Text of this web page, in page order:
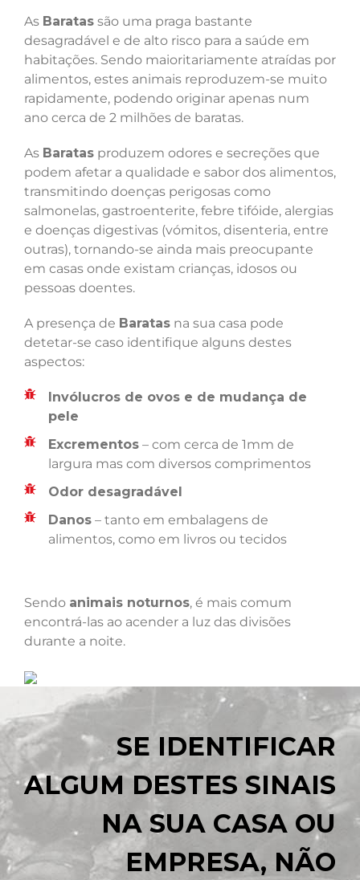
As Baratas são uma praga bastante
desagradável e de alto risco para a saúde em
habitações. Sendo maioritariamente atraídas por
alimentos, estes animais reproduzem-se muito
rapidamente, podendo originar apenas num
ano cerca de 2 milhões de baratas.
As Baratas produzem odores e secreções que
podem afetar a qualidade e sabor dos alimentos,
transmitindo doenças perigosas como
salmonelas, gastroenterite, febre tifóide, alergias
e doenças digestivas (vómitos, disenteria, entre
outras), tornando-se ainda mais preocupante
em casas onde existam crianças, idosos ou
pessoas doentes.
A presença de Baratas na sua casa pode
detetar-se caso identifique alguns destes
aspectos:
Invólucros de ovos e de mudança de
pele
Excrementos – com cerca de 1mm de
largura mas com diversos comprimentos
Odor desagradável
Danos – tanto em embalagens de
alimentos, como em livros ou tecidos
Sendo animais noturnos, é mais comum
encontrá-las ao acender a luz das divisões
durante a noite.
SE IDENTIFICAR
ALGUM DESTES SINAIS
NA SUA CASA OU
EMPRESA, NÃO